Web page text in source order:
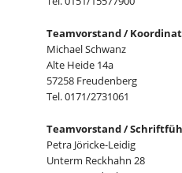
Teamvorstand /
Michael Schwanz
Alte Heide 14a
57258 Freudenberg
Tel. 0171/2731061
Teamvorstand /
Petra Jöricke-Leidig
Unterm Reckhahn 28